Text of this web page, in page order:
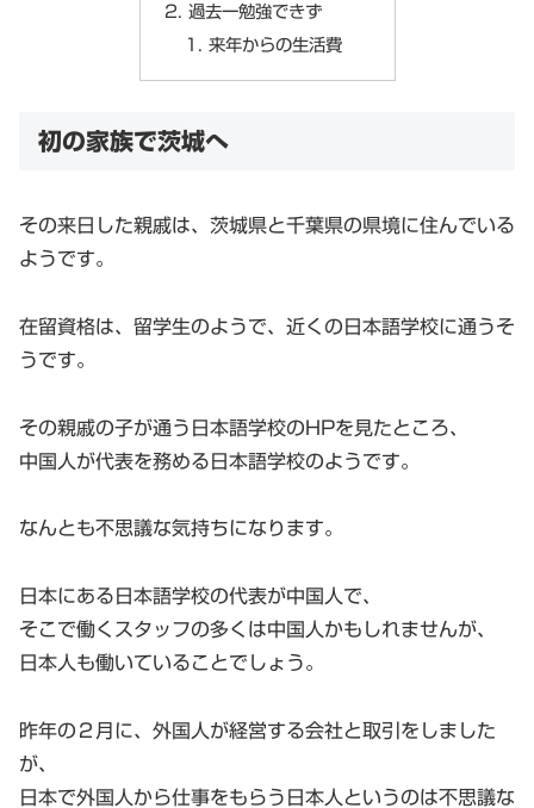
過去一勉強できず
来年からの生活費
初の家族で茨城へ
その来日した親戚は、茨城県と千葉県の県境に住んでいる
ようです。
在留資格は、留学生のようで、近くの日本語学校に通うそ
うです。
その親戚の子が通う日本語学校のHPを見たところ、
中国人が代表を務める日本語学校のようです。
なんとも不思議な気持ちになります。
日本にある日本語学校の代表が中国人で、
そこで働くスタッフの多くは中国人かもしれませんが、
日本人も働いていることでしょう。
昨年の２月に、外国人が経営する会社と取引をしました
が、
日本で外国人から仕事をもらう日本人というのは不思議な